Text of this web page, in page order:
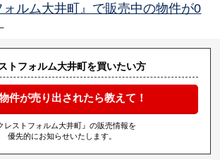
ォルム大井町』で販売中の物件が0
トフォルム大井町を買いたい方
件が売り出されたら教えて！
レストフォルム大井町』の販売情報を
優先的にお知らせいたします。